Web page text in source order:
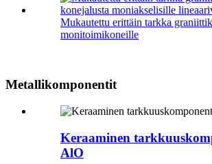
Mukautettu erittäin tarkka
monitoimikoneille
Metallikomponentit
Keraaminen
AlO